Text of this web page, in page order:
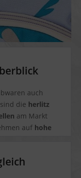
auch
die herlitz
am Markt
auf hohe